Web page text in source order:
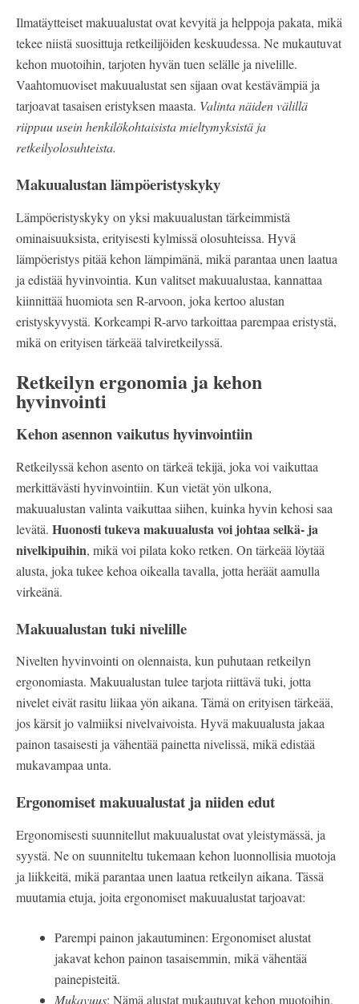
Ilmatäytteiset makuualustat ovat kevyitä ja helppoja pakata, mikä
tekee niistä suosittuja retkeilijöiden keskuudessa. Ne mukautuvat
kehon muotoihin, tarjoten hyvän tuen selälle ja nivelille.
Vaahtomuoviset makuualustat sen sijaan ovat kestävämpiä ja
tarjoavat tasaisen eristyksen maasta. Valinta näiden välillä
riippuu usein henkilökohtaisista mieltymyksistä ja
retkeilyolosuhteista.
Makuualustan lämpöeristyskyky
Lämpöeristyskyky on yksi makuualustan tärkeimmistä
ominaisuuksista, erityisesti kylmissä olosuhteissa. Hyvä
lämpöeristys pitää kehon lämpimänä, mikä parantaa unen laatua
ja edistää hyvinvointia. Kun valitset makuualustaa, kannattaa
kiinnittää huomiota sen R-arvoon, joka kertoo alustan
eristyskyvystä. Korkeampi R-arvo tarkoittaa parempaa eristystä,
mikä on erityisen tärkeää talviretkeilyssä.
Retkeilyn ergonomia ja kehon
hyvinvointi
Kehon asennon vaikutus hyvinvointiin
Retkeilyssä kehon asento on tärkeä tekijä, joka voi vaikuttaa
merkittävästi hyvinvointiin. Kun vietät yön ulkona,
makuualustan valinta vaikuttaa siihen, kuinka hyvin kehosi saa
levätä. Huonosti tukeva makuualusta voi johtaa selkä- ja
nivelkipuihin, mikä voi pilata koko retken. On tärkeää löytää
alusta, joka tukee kehoa oikealla tavalla, jotta heräät aamulla
virkeänä.
Makuualustan tuki nivelille
Nivelten hyvinvointi on olennaista, kun puhutaan retkeilyn
ergonomiasta. Makuualustan tulee tarjota riittävä tuki, jotta
nivelet eivät rasitu liikaa yön aikana. Tämä on erityisen tärkeää,
jos kärsit jo valmiiksi nivelvaivoista. Hyvä makuualusta jakaa
painon tasaisesti ja vähentää painetta nivelissä, mikä edistää
mukavampaa unta.
Ergonomiset makuualustat ja niiden edut
Ergonomisesti suunnitellut makuualustat ovat yleistymässä, ja
syystä. Ne on suunniteltu tukemaan kehon luonnollisia muotoja
ja liikkeitä, mikä parantaa unen laatua retkeilyn aikana. Tässä
muutamia etuja, joita ergonomiset makuualustat tarjoavat:
Parempi painon jakautuminen: Ergonomiset alustat
jakavat kehon painon tasaisemmin, mikä vähentää
painepisteitä.
Mukavuus: Nämä alustat mukautuvat kehon muotoihin,